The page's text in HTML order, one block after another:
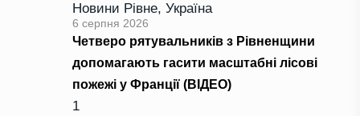
Новини Рівне, Україна
6 серпня 2026
Четверо рятувальників з Рівненщини
допомагають гасити масштабні лісові
пожежі у Франції (ВІДЕО)
1